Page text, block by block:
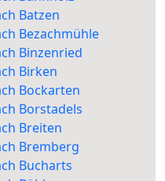
Batzen
Bezachmühle
Binzenried
Birken
Bockarten
Borstadels
Breiten
Bremberg
Bucharts